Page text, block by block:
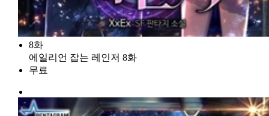
8화
에일리언 잡는 레인저 8화
무료